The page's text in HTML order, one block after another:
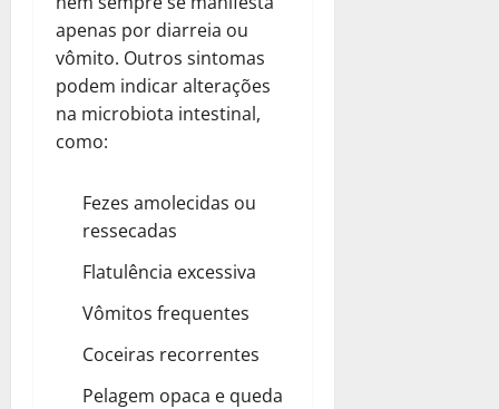
apenas por diarreia ou
vômito. Outros sintomas
podem indicar alterações
na microbiota intestinal,
como:
Fezes amolecidas ou
ressecadas
Flatulência excessiva
Vômitos frequentes
Coceiras recorrentes
Pelagem opaca e queda